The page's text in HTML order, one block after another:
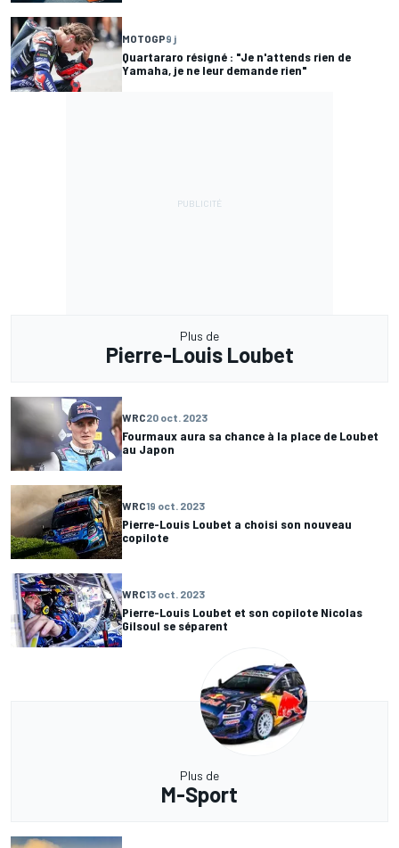
MOTOGP9 j
Quartararo résigné : "Je n'attends rien de
Yamaha, je ne leur demande rien"
Plus de
Pierre-Louis Loubet
WRC20 oct. 2023
Fourmaux aura sa chance à la place de Loubet
au Japon
WRC19 oct. 2023
Pierre-Louis Loubet a choisi son nouveau
copilote
WRC13 oct. 2023
Pierre-Louis Loubet et son copilote Nicolas
Gilsoul se séparent
Plus de
M-Sport